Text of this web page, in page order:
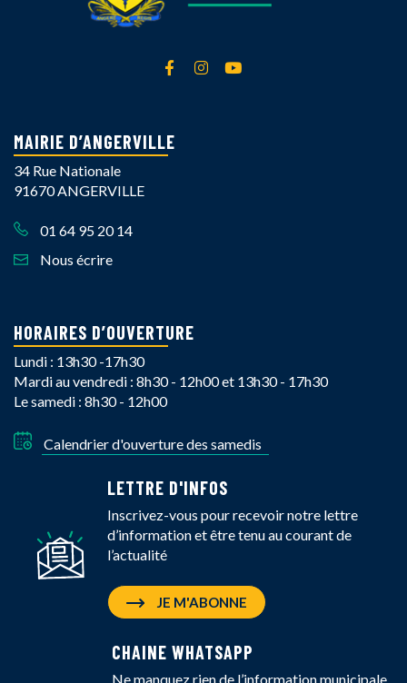
Lien vers le compte Facebook
Lien vers le compte
MAIRIE D’ANGERVILLE
34 Rue Nationale
91670 ANGERVILLE
01 64 95 20 14
Nous écrire
HORAIRES D’OUVERTURE
Lundi : 13h30 -17h30
Mardi au vendredi : 8h30 - 12h00 et 13h30 - 17h30
Le samedi : 8h30 - 12h00
Calendrier d'ouverture des samedis
LETTRE D'INFOS
Inscrivez-vous pour recevoir notre lettre
d’information et être tenu au courant de
l’actualité
JE M'ABONNE
CHAINE WHATSAPP
Ne manquez rien de l’information municipale,